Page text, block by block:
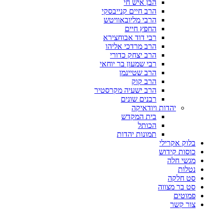
הבן איש חי
הרב חיים קנייבסקי
הרבי מליובאוויטש
החפץ חיים
רבי דוד אבוחצירא
הרב מרדכי אליהו
הרב יצחק כדורי
רבי שמעון בר יוחאי
הרב שטיינמן
הרב קוק
הרב ישעיה מקרסטיר
רבנים שונים
יהדות ויודאיקה
בית המקדש
הכותל
תמונות יהדות
בלוק אקרילי
כוסות קידוש
מגשי חלה
נטלות
סט חלקה
סט בר מצווה
פמוטים
צור קשר